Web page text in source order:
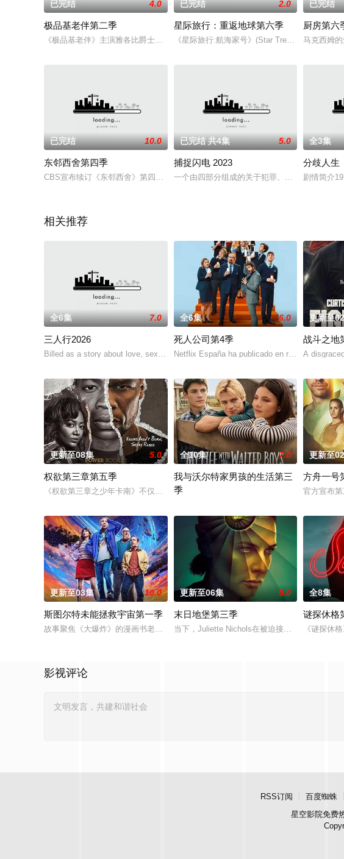
已完结 4.0
极品基老伴第二季
《极品基老伴》主演雅各比爵士昨天在BAFTA典礼上无意透露了该剧续订第2季的消
已完结 2.0
星际旅行：重返地球第六季
《星际旅行:航海家号》(Star Trek: Voyager)是
已完结
厨房第六
马克西姆
已完结 10.0
东邻西舍第四季
CBS宣布续订《东邻西舍》第四季，《东邻西舍》的平均收视率超过0.8（直播+当
已完结 共4集 5.0
捕捉闪电 2023
一个由四部分组成的关于犯罪、正义和综合格斗
全3集
分歧人生
剧情简介
相关推荐
全6集 7.0
三人行2026
Billed as a story about love, sex and passion – a reflection of the meaning
全6集 6.0
死人公司第4季
Netflix España ha publicado en redes sociales
更新至
战斗之地
A
更新至08集 5.0
权欲第三章第五季
《权欲第三章之少年卡南》不仅讲述了卡南斯塔克的童年故事，而且还将是一部庞
全10集 7.0
我与沃尔特家男孩的生活第三
季
更新至
方舟一号
官方宣布第
更新至03集 10.0
斯图尔特未能拯救宇宙第一季
故事聚焦《大爆炸》的漫画书老板斯图尔特·布鲁姆，他弄坏了一个谢尔顿和莱纳德
更新至06集 5.0
末日地堡第三季
当下，Juliette Nichols在被迫接受“净化”后幸存
全8集
谜探休格
《谜探休
影视评论
RSS订阅 百度蜘蛛
星空影院免费